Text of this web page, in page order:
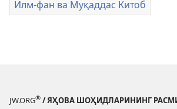
Илм-фан ва Муқаддас Китоб
JW.ORG® / ЯҲОВА ШОҲИДЛАРИНИНГ